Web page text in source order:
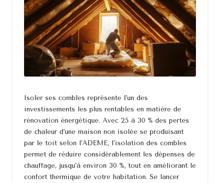
Isoler ses combles représente l’un des
investissements les plus rentables en matière de
rénovation énergétique. Avec 25 à 30 % des pertes
de chaleur d’une maison non isolée se produisant
par le toit selon l’ADEME, l’isolation des combles
permet de réduire considérablement les dépenses de
chauffage, jusqu’à environ 30 %, tout en améliorant le
confort thermique de votre habitation. Se lancer